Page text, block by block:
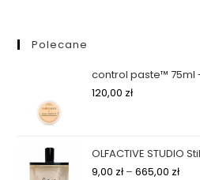
Polecane
control paste™ 75ml
120,00 zł
OLFACTIVE STUDIO
9,00 zł– 665,00 zł